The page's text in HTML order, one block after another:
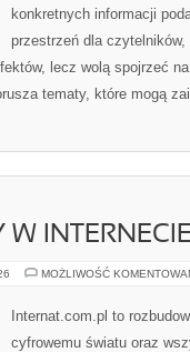
konkretnych informacji
przestrzeń dla
lecz wolą spojrzeć
tematy, które mogą
W
MOŻLIWOŚĆ
Internat.com.pl to
cyfrowemu światu oraz